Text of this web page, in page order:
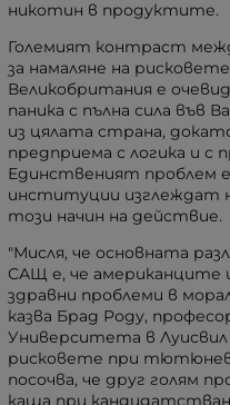
никотин в продуктите.
Големият контраст
за намаляне на
Великобритания е
паника с пълна сила
из цялата страна,
предприема с логика и с
Единственият проблем
институции изглеждат
този начин на действие.
"Мисля, че основната
САЩ е, че
здравни проблеми в
казва Брад Роду,
Университета в Луисвил
рисковете при
посочва, че друг голям
каша при